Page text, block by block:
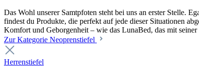
Das Wohl unserer Samtpfoten steht bei uns an erster Stelle.
findest du Produkte, die perfekt auf jede dieser Situationen
Komfort und Geborgenheit – wie das LunaBed, das mit
Zur Kategorie Neoprenstiefel
Herrenstiefel